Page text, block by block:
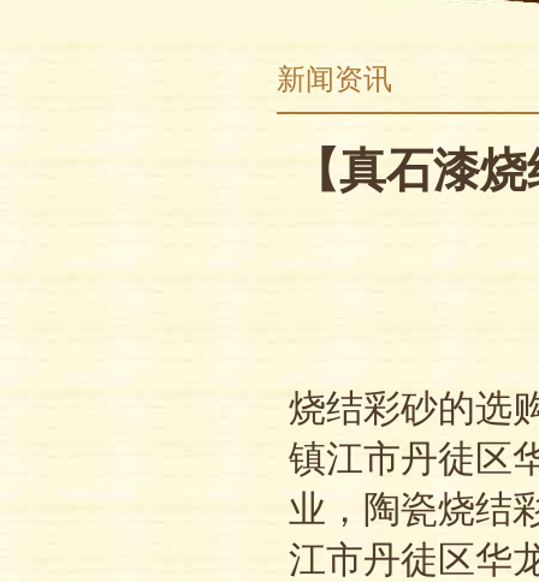
新闻资讯
【真石漆
烧结彩砂的选
镇江市丹徒区
业，陶瓷烧结
江市丹徒区华